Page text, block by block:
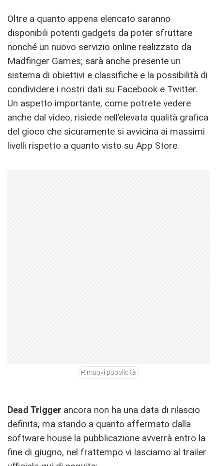
Oltre a quanto appena elencato saranno
disponibili potenti gadgets da poter sfruttare
nonché un nuovo servizio online realizzato da
Madfinger Games; sarà anche presente un
sistema di obiettivi e classifiche e la possibilità di
condividere i nostri dati su Facebook e Twitter.
Un aspetto importante, come potrete vedere
anche dal video, risiede nell’elevata qualità grafica
del gioco che sicuramente si avvicina ai massimi
livelli rispetto a quanto visto su App Store.
Rimuovi pubblicità
Dead Trigger ancora non ha una data di rilascio
definita, ma stando a quanto affermato dalla
software house la pubblicazione avverrà entro la
fine di giugno, nel frattempo vi lasciamo al trailer